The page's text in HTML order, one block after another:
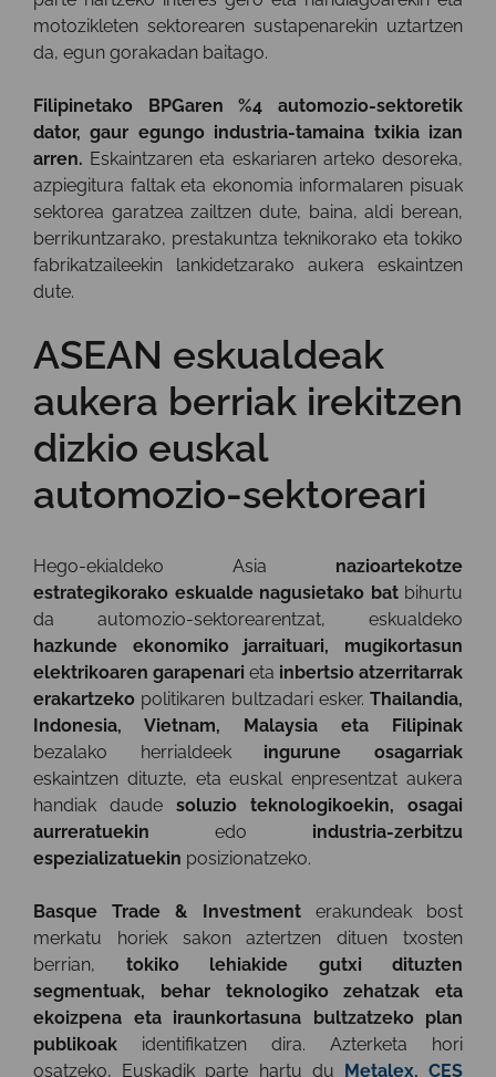
motozikleten sektorearen sustapenarekin uztartzen
da, egun gorakadan baitago.
Filipinetako BPGaren %4 automozio-sektoretik
dator, gaur egungo industria-tamaina txikia izan
arren. Eskaintzaren eta eskariaren arteko desoreka,
azpiegitura faltak eta ekonomia informalaren pisuak
sektorea garatzea zailtzen dute, baina, aldi berean,
berrikuntzarako, prestakuntza teknikorako eta tokiko
fabrikatzaileekin lankidetzarako aukera eskaintzen
dute.
ASEAN eskualdeak
aukera berriak irekitzen
dizkio euskal
automozio-sektoreari
Hego-ekialdeko Asia nazioartekotze
estrategikorako eskualde nagusietako batbihurtu
da automozio-sektorearentzat, eskualdeko
hazkunde ekonomiko jarraituari, mugikortasun
elektrikoaren garapenari eta inbertsio atzerritarrak
erakartzeko politikaren bultzadari esker. Thailandia,
Indonesia, Vietnam, Malaysia eta Filipinak
bezalako herrialdeek ingurune osagarriak
eskaintzen dituzte, eta euskal enpresentzat aukera
handiak daude soluzio teknologikoekin, osagai
aurreratuekin edo industria-zerbitzu
espezializatuekin posizionatzeko.
Basque Trade & Investmenterakundeak bost
merkatu horiek sakon aztertzen dituen txosten
berrian, tokiko lehiakide gutxi dituzten
segmentuak, behar teknologiko zehatzak eta
ekoizpena eta iraunkortasuna bultzatzeko plan
publikoak identifikatzen dira. Azterketa hori
osatzeko, Euskadik parte hartu du
Metalex, CES